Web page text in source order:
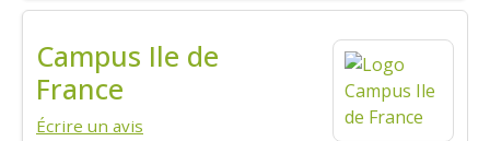
Campus Ile de
France
Écrire un avis